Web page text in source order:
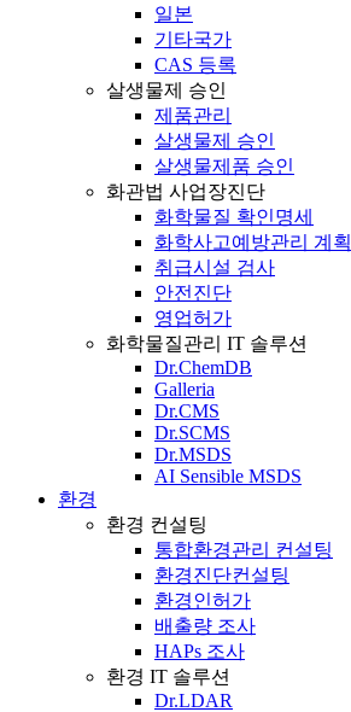
일본
기타국가
CAS 등록
살생물제 승인
제품관리
살생물제 승인
살생물제품 승인
화관법 사업장진단
화학물질 확인명세
화학사고예방관리 계획
취급시설 검사
안전진단
영업허가
화학물질관리 IT 솔루션
Dr.ChemDB
Galleria
Dr.CMS
Dr.SCMS
Dr.MSDS
AI Sensible MSDS
환경
환경 컨설팅
통합환경관리 컨설팅
환경진단컨설팅
환경인허가
배출량 조사
HAPs 조사
환경 IT 솔루션
Dr.LDAR